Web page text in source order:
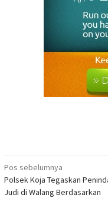
Navigasi
pos
Pos sebelumnya
Polsek Koja Tegaskan
Judi di Walang Berdasarkan